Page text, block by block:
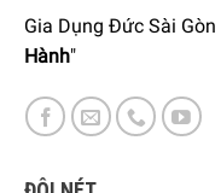
năng chống mài mòn
chín đều và nhanh.
hóa và chịu lực cao.
Gia Dụng Đức Sài Gòn
Hành"